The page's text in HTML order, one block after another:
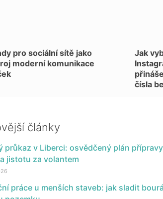
pro sociální sítě jako
moderní komunikace
Jak
čísla
články
průkaz v Liberci: osvědčený plán
jistotu za volantem
práce u menších staveb: jak sladit